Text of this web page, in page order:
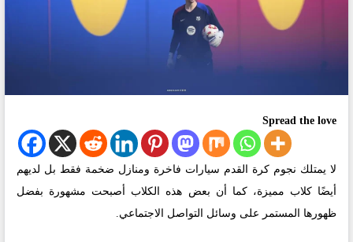
Spread the love
لا يمتلك نجوم كرة القدم سيارات فاخرة ومنازل ضخمة فقط بل لديهم
أيضًا كلاب مميزة، كما أن بعض هذه الكلاب أصبحت مشهورة بفضل
ظهورها المستمر على وسائل التواصل الاجتماعي.